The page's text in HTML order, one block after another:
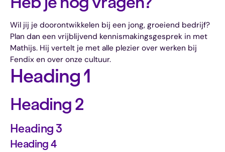
Wil jij je doorontwikkelen bij een jong, groeiend bedrijf?
Plan dan een vrijblijvend kennismakingsgesprek in met
Mathijs. Hij vertelt je met alle plezier over werken bij
Fendix en over onze cultuur.
Heading 1
Heading 2
Heading 3
Heading 4